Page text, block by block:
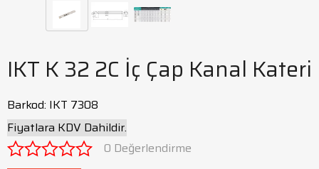
IKT K 32 2C İç Çap Kanal Kateri
Barkod: IKT 7308
Fiyatlara KDV Dahildir.
0 Değerlendirme